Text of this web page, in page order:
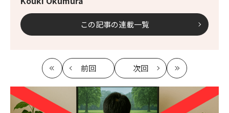
この記事の連載一覧
最
初
前回
記
事
へ
次回
記
事
へ
最
新